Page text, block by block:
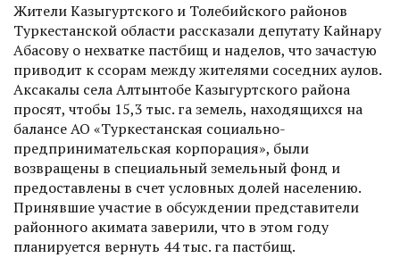
Жители Казыгуртского и Толебийского районов
Туркес­танской области рассказали депутату Кайнару
Абасову о нехватке пастбищ и наделов, что зачастую
приводит к ссорам между жителями соседних аулов.
Аксакалы села Алтынтобе Казыгуртского района
просят, чтобы 15,3 тыс. га земель, находящихся на
балансе АО «Туркестанская социально-
предпринимательская корпорация», были
возвращены в специальный земельный фонд и
предоставлены в счет условных долей населению.
Принявшие участие в обсуждении представители
районного акимата заверили, что в этом году
планируется вернуть 44 тыс. га пастбищ.